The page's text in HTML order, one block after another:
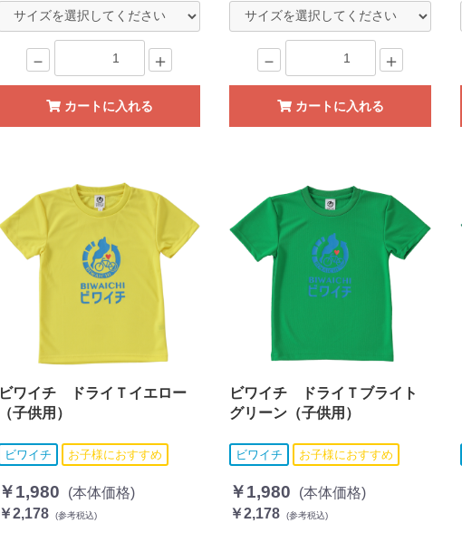
－ ＋
カートに入れる
－ ＋
カートに入れる
ビワイチ ドライＴイエロー
（子供用）
ビワイチ お子様におすすめ
￥1,980
(本体価格)
￥2,178
(参考税込)
ビワイチ ドライＴブライト
グリーン（子供用）
ビワイチ お子様におすすめ
￥1,980
(本体価格)
￥2,178
(参考税込)